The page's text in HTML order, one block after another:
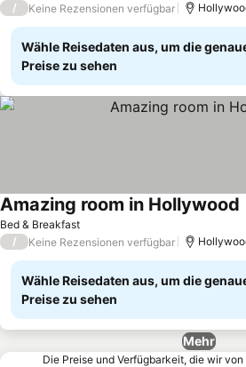
/ Keine Rezensionen verfügbar
Wähle Reisedaten aus, um die
Preise zu sehen
Bed & Breakfast
Amazing room in Hollywood
/ Keine Rezensionen verfügbar
Wähle Reisedaten aus, um die
Preise zu sehen
Mehr
Die Preise und Verfügbarkeit, die wir